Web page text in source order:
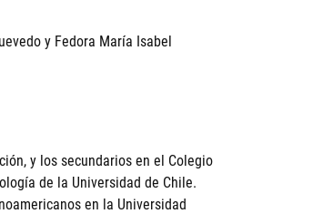
y Fedora María Isabel
y los secundarios en el Colegio
de la Universidad de Chile.
en la Universidad